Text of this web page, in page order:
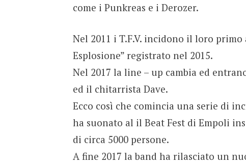
come i Punkreas e i Derozer.
Nel 2011 i T.F.V. incidono il loro
Esplosione” registrato nel 2015.
Nel 2017 la line – up cambia ed
ed il chitarrista Dave.
Ecco così che comincia una serie di
ha suonato al il Beat Fest di Empoli
di circa 5000 persone.
A fine 2017 la band ha rilasciato un